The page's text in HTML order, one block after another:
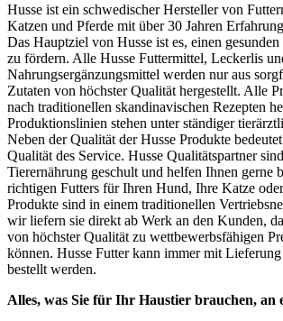
Husse ist ein schwedischer Hersteller von
Katzen und Pferde mit über 30 Jahren
Das Hauptziel von Husse ist es, einen
zu fördern. Alle Husse Futtermittel, Leckerlis
Nahrungsergänzungsmittel werden nur aus
Zutaten von höchster Qualität hergestellt. Alle
nach traditionellen skandinavischen Rezepten
Produktionslinien stehen unter ständiger
Neben der Qualität der Husse Produkte
Qualität des Service. Husse Qualitätspartner
Tierernährung geschult und helfen Ihnen gerne
richtigen Futters für Ihren Hund, Ihre Katze
Produkte sind in einem traditionellen
wir liefern sie direkt ab Werk an den Kunden,
von höchster Qualität zu wettbewerbsfähigen
können. Husse Futter kann immer mit
bestellt werden.
Alles, was Sie für Ihr Haustier brauchen, an